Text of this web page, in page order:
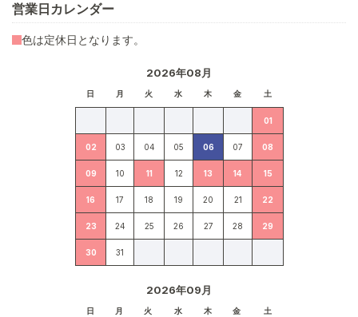
営業日カレンダー
2026年08月
日 月 火 水 木 金 土
01
02 03 04 05 06 07 08
09 10 11 12 13 14 15
16 17 18 19 20 21 22
23 24 25 26 27 28 29
30 31
2026年09月
日 月 火 水 木 金 土
色は定休日となります。